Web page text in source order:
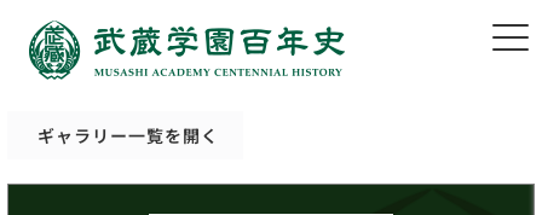
ギャラリー一覧を開く